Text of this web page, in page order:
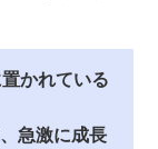
かれている
急激に成長